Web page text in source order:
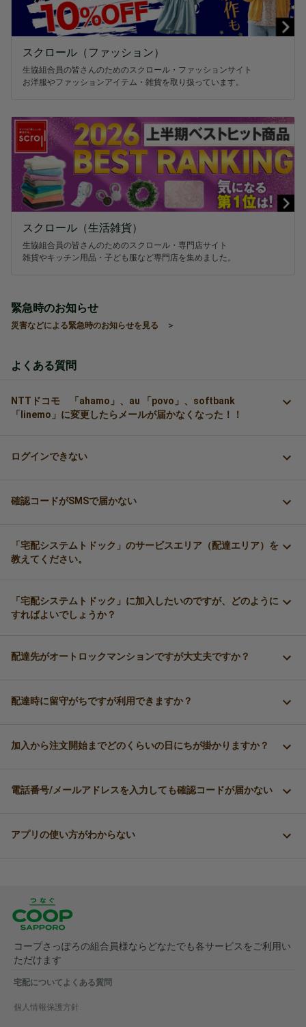
スクロール（ファッション）
生協組合員の皆さんのためのスクロール・ファッションサイト
お洋服やファッションアイテム・雑貨を取り扱っています。
スクロール（生活雑貨）
生協組合員の皆さんのためのスクロール・専門店サイト
雑貨やキッチン用品・子ども服など専門店を集めました。
緊急時のお知らせ
災害などによる緊急時のお知らせを見る ＞
よくある質問
NTTドコモ 「ahamo」、au 「povo」、softbank
「linemo」に変更したらメールが届かなくなった！！
ログインできない
確認コードがSMSで届かない
「宅配システムトドック」のサービスエリア（配達エリア）を
教えてください。
「宅配システムトドック」に加入したいのですが、どのように
すればよいでしょうか？
配達先がオートロックマンションですが大丈夫ですか？
配達時に留守がちですが利用できますか？
加入から注文開始までどのくらいの日にちが掛かりますか？
電話番号/メールアドレスを入力しても確認コードが届かない
アプリの使い方がわからない
コープさっぽろの組合員様ならどなたでも各サービスをご利用い
ただけます
宅配についてよくある質問
個人情報保護方針